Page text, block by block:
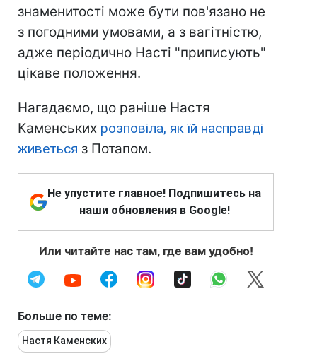
знаменитості може бути пов'язано не
з погодними умовами, а з вагітністю,
адже періодично Насті "приписують"
цікаве положення.
Нагадаємо, що раніше Настя
Каменських розповіла, як їй насправді
живеться з Потапом.
Не упустите главное! Подпишитесь на
наши обновления в Google!
Или читайте нас там, где вам удобно!
Больше по теме:
Настя Каменских